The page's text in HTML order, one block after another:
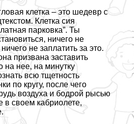
клетка – это шедевр с
Клетка сия
парковка”. Ты
ничего не
не заплатить за это.
призвана заставить
на нее, на минутку
всю тщетность
по кругу, после чего
воздуха и бодрой рысью
в своем кабриолете,